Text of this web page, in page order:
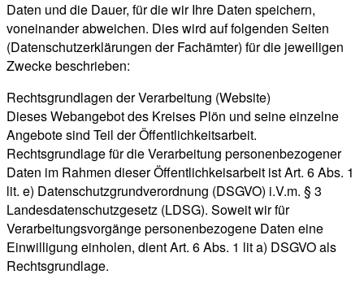
Daten und die Dauer, für die wir Ihre Daten speichern,
voneinander abweichen. Dies wird auf folgenden Seiten
(Datenschutzerklärungen der Fachämter) für die jeweiligen
Zwecke beschrieben:
Rechtsgrundlagen der Verarbeitung (Website)
Dieses Webangebot des Kreises Plön und seine einzelne
Angebote sind Teil der Öffentlichkeitsarbeit.
Rechtsgrundlage für die Verarbeitung personenbezogener
Daten im Rahmen dieser Öffentlichkeisarbeit ist Art. 6 Abs. 1
lit. e) Datenschutzgrundverordnung (DSGVO) i.V.m. § 3
Landesdatenschutzgesetz (LDSG). Soweit wir für
Verarbeitungsvorgänge personenbezogene Daten eine
Einwilligung einholen, dient Art. 6 Abs. 1 lit a) DSGVO als
Rechtsgrundlage.